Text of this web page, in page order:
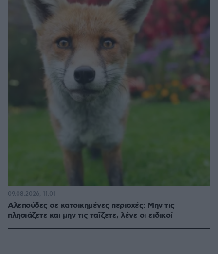
Αλεπούδες σε κατοικημένες περιοχές: Μην τις
πλησιάζετε και μην τις ταΐζετε, λένε οι ειδικοί
09.08.2026, 11:01